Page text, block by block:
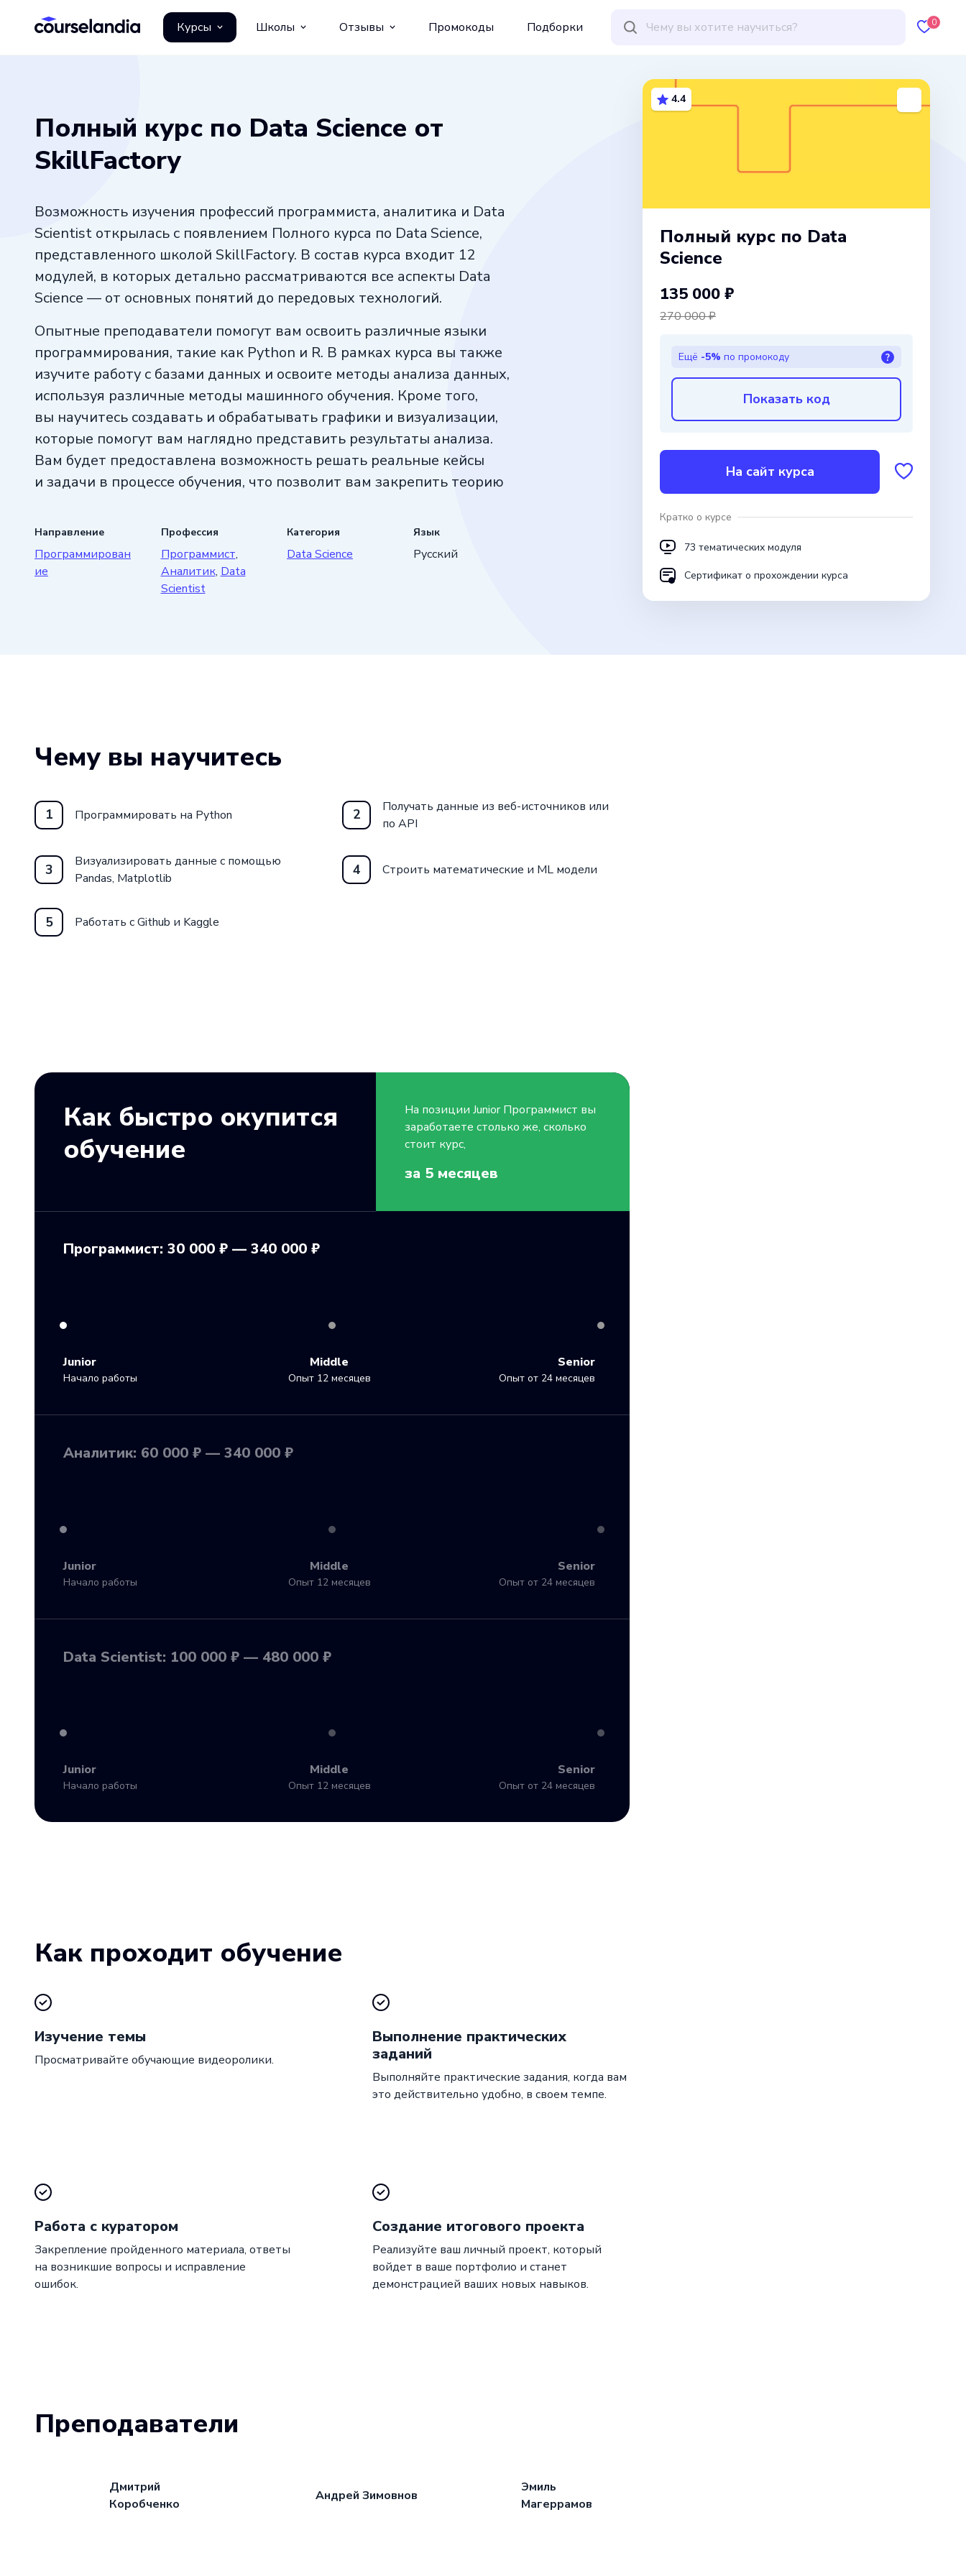
Курсы Школы Отзывы Промокоды Подборки 0
Полный курс по Data Science от
SkillFactory
Возможность изучения профессий программиста, аналитика и Data
Scientist открылась с появлением Полного курса по Data Science,
представленного школой SkillFactory. В состав курса входит 12
модулей, в которых детально рассматриваются все аспекты Data
Science — от основных понятий до передовых технологий.
Опытные преподаватели помогут вам освоить различные языки
программирования, такие как Python и R. В рамках курса вы также
изучите работу с базами данных и освоите методы анализа данных,
используя различные методы машинного обучения. Кроме того,
вы научитесь создавать и обрабатывать графики и визуализации,
которые помогут вам наглядно представить результаты анализа.
Вам будет предоставлена возможность решать реальные кейсы
и задачи в процессе обучения, что позволит вам закрепить теорию
Навыки и опыт, которые вы получите, помогут вам стать
востребованным специалистом и успешно развиваться в области
Data Science. Не упустите шанс стать экспертом и достичь успеха
Направление
Программирован
ие
Профессия
Программист,
Аналитик, Data
Scientist
Категория
Data Science
Язык
Русский
4.4
Полный курс по Data
Science
135 000 ₽
270 000 ₽
Ещё -5% по промокоду ?
Показать код
На сайт курса
Кратко о курсе
73 тематических модуля
Сертификат о прохождении курса
Чему вы научитесь
1 Программировать на Python 2
Получать данные из веб-источников или
по API
3
Визуализировать данные с помощью
Pandas, Matplotlib
4 Строить математические и ML модели
5 Работать с Github и Kaggle
Как быстро окупится
обучение
На позиции JuniorПрограммист вы
заработаете столько же, сколько
стоит курс,
за 5 месяцев
Программист: 30 000 ₽ — 340 000 ₽
Junior
Начало работы
Middle
Опыт 12 месяцев
Senior
Опыт от 24 месяцев
Аналитик: 60 000 ₽ — 340 000 ₽
Junior
Начало работы
Middle
Опыт 12 месяцев
Senior
Опыт от 24 месяцев
Data Scientist: 100 000 ₽ — 480 000 ₽
Junior
Начало работы
Middle
Опыт 12 месяцев
Senior
Опыт от 24 месяцев
Как проходит обучение
Изучение темы
Просматривайте обучающие видеоролики.
Выполнение практических
заданий
Выполняйте практические задания, когда вам
это действительно удобно, в своем темпе.
Работа с куратором
Закрепление пройденного материала, ответы
на возникшие вопросы и исправление
ошибок.
Создание итогового проекта
Реализуйте ваш личный проект, который
войдет в ваше портфолио и станет
демонстрацией ваших новых навыков.
Преподаватели
Дмитрий
Коробченко
Андрей Зимовнов
Эмиль
Магеррамов